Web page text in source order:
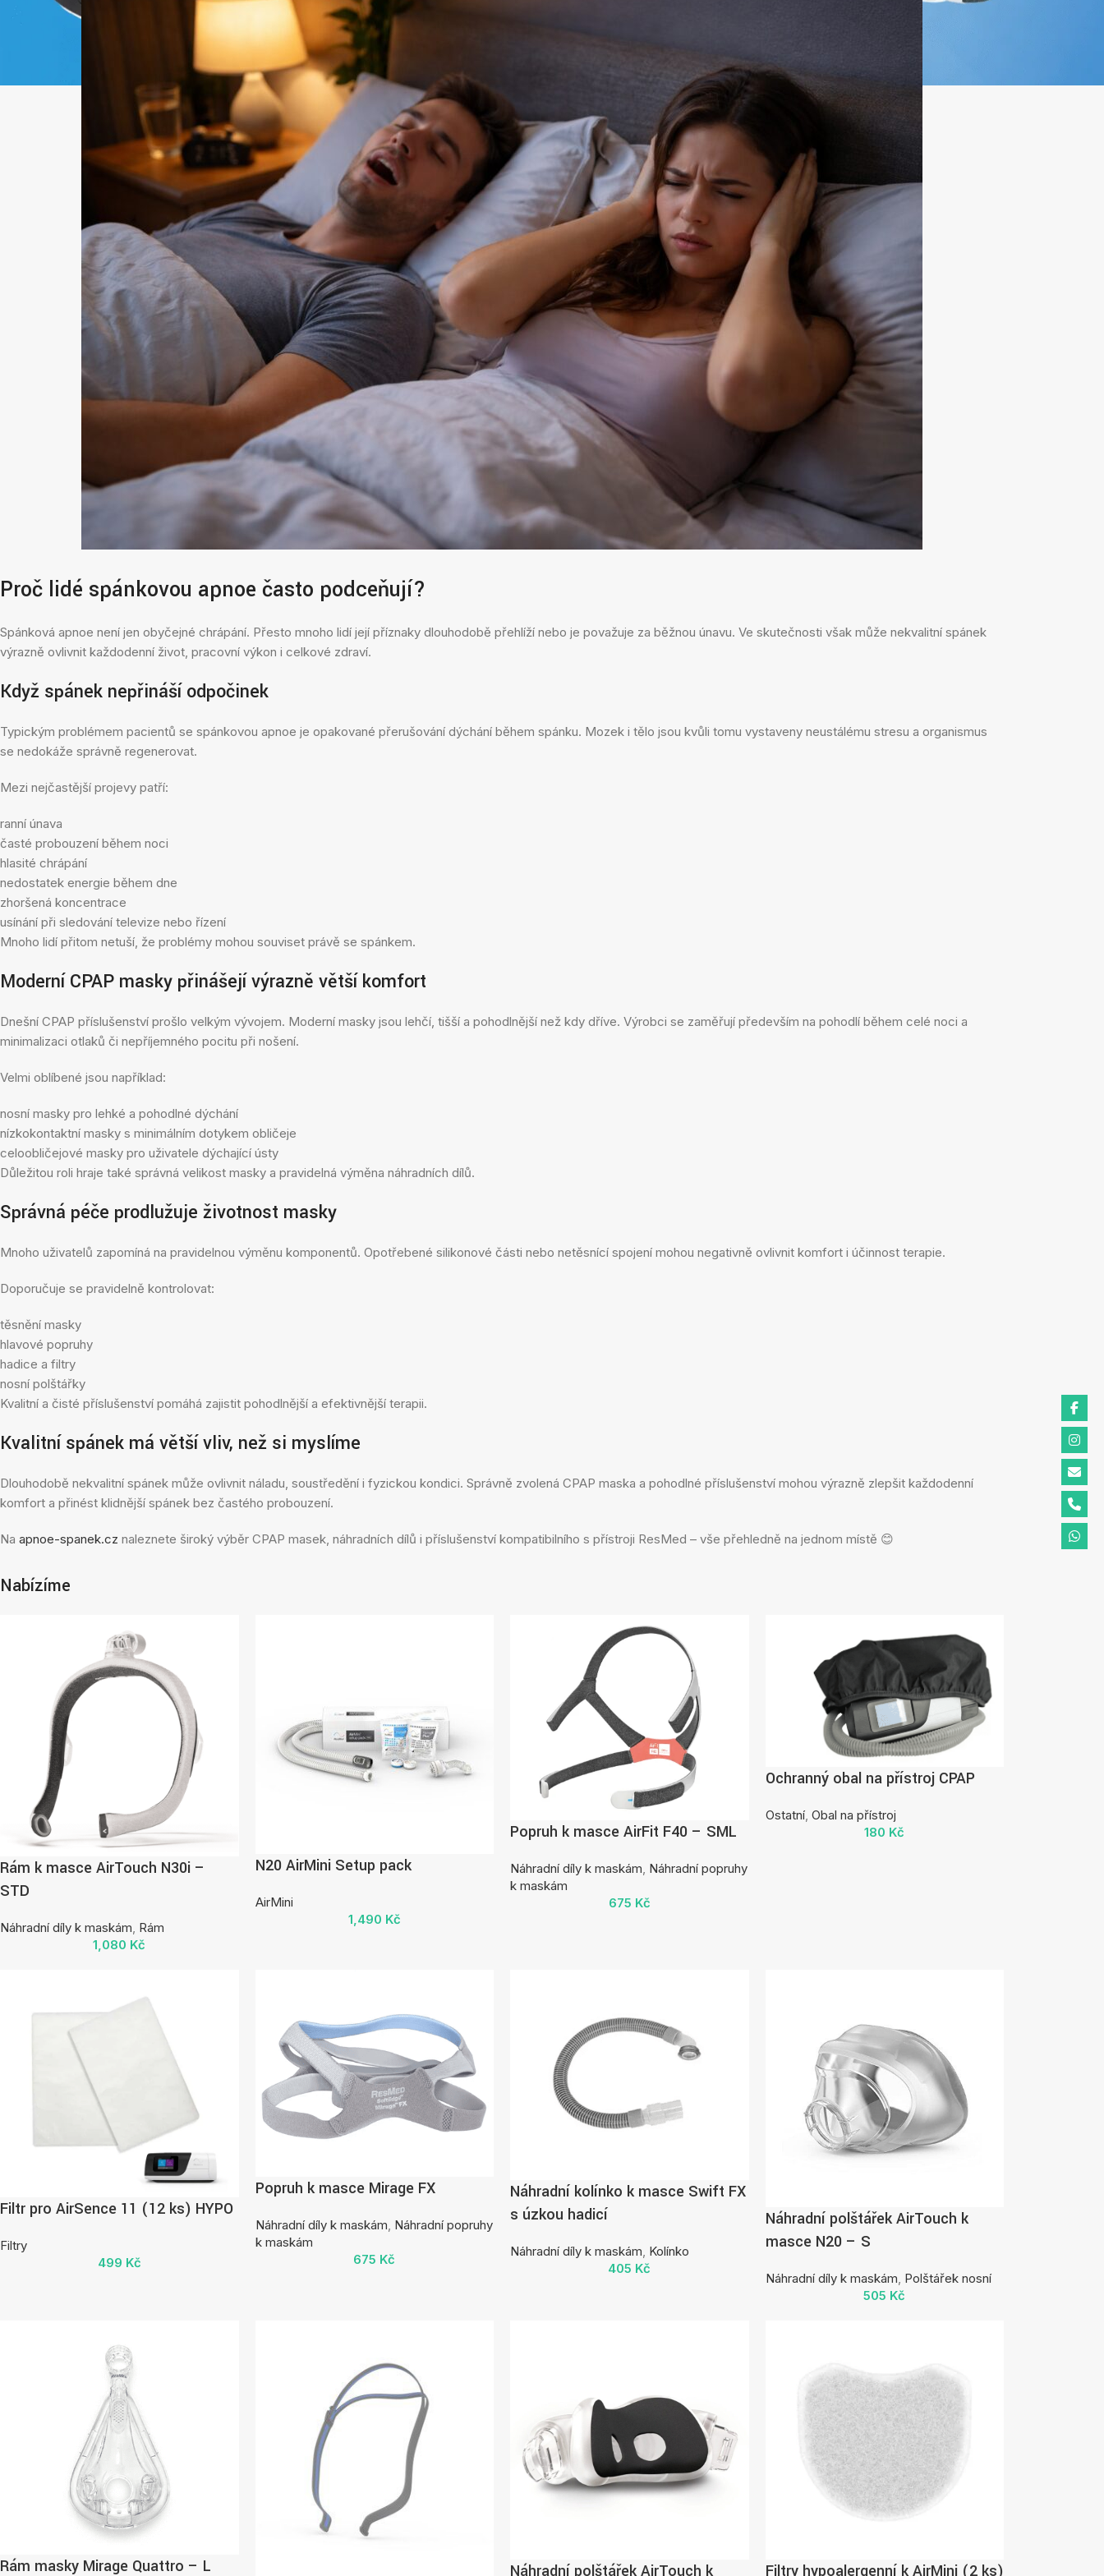
Proč lidé spánkovou apnoe často podceňují?
Spánková apnoe není jen obyčejné chrápání. Přesto mnoho lidí její příznaky dlouhodobě přehlíží nebo je považuje za běžnou únavu. Ve skutečnosti však může nekvalitní spánek
výrazně ovlivnit každodenní život, pracovní výkon i celkové zdraví.
Když spánek nepřináší odpočinek
Typickým problémem pacientů se spánkovou apnoe je opakované přerušování dýchání během spánku. Mozek i tělo jsou kvůli tomu vystaveny neustálému stresu a organismus
se nedokáže správně regenerovat.
Mezi nejčastější projevy patří:
ranní únava
časté probouzení během noci
hlasité chrápání
nedostatek energie během dne
zhoršená koncentrace
usínání při sledování televize nebo řízení
Mnoho lidí přitom netuší, že problémy mohou souviset právě se spánkem.
Moderní CPAP masky přinášejí výrazně větší komfort
Dnešní CPAP příslušenství prošlo velkým vývojem. Moderní masky jsou lehčí, tišší a pohodlnější než kdy dříve. Výrobci se zaměřují především na pohodlí během celé noci a
minimalizaci otlaků či nepříjemného pocitu při nošení.
Velmi oblíbené jsou například:
nosní masky pro lehké a pohodlné dýchání
nízkokontaktní masky s minimálním dotykem obličeje
celoobličejové masky pro uživatele dýchající ústy
Důležitou roli hraje také správná velikost masky a pravidelná výměna náhradních dílů.
Správná péče prodlužuje životnost masky
Mnoho uživatelů zapomíná na pravidelnou výměnu komponentů. Opotřebené silikonové části nebo netěsnící spojení mohou negativně ovlivnit komfort i účinnost terapie.
Doporučuje se pravidelně kontrolovat:
těsnění masky
hlavové popruhy
hadice a filtry
nosní polštářky
Kvalitní a čisté příslušenství pomáhá zajistit pohodlnější a efektivnější terapii.
Kvalitní spánek má větší vliv, než si myslíme
Dlouhodobě nekvalitní spánek může ovlivnit náladu, soustředění i fyzickou kondici. Správně zvolená CPAP maska a pohodlné příslušenství mohou výrazně zlepšit každodenní
komfort a přinést klidnější spánek bez častého probouzení.
Na apnoe-spanek.cz naleznete široký výběr CPAP masek, náhradních dílů i příslušenství kompatibilního s přístroji ResMed – vše přehledně na jednom místě 😊
Nabízíme
Rám k masce AirTouch N30i –
STD
Náhradní díly k maskám Rám
1,080 Kč
N20 AirMini Setup pack
AirMini
1,490 Kč
Popruh k masce AirFit F40 – SML
Náhradní díly k maskám Náhradní popruhy
k maskám
675 Kč
Ochranný obal na přístroj CPAP
Ostatní, Obal na přístroj
180 Kč
Filtr pro AirSence 11 (12 ks) HYPO
Filtry
499 Kč
Popruh k masce Mirage FX
Náhradní díly k maskám, Náhradní popruhy
k maskám
675 Kč
Náhradní kolínko k masce Swift FX
s úzkou hadicí
Náhradní díly k maskám, Kolínko
405 Kč
Náhradní polštářek AirTouch k
masce N20 – S
Náhradní díly k maskám, Polštářek nosní
505 Kč
Rám masky Mirage Quattro – L Náhradní polštářek AirTouch k Filtry hypoalergenní k AirMini (2 ks)